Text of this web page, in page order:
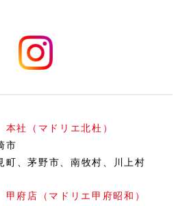
社（マドリエ北杜）
市
町 茅野市 南牧村 川上村
府店（マドリエ甲府昭和）